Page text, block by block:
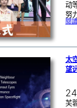
动
努
閱
太
望
芙